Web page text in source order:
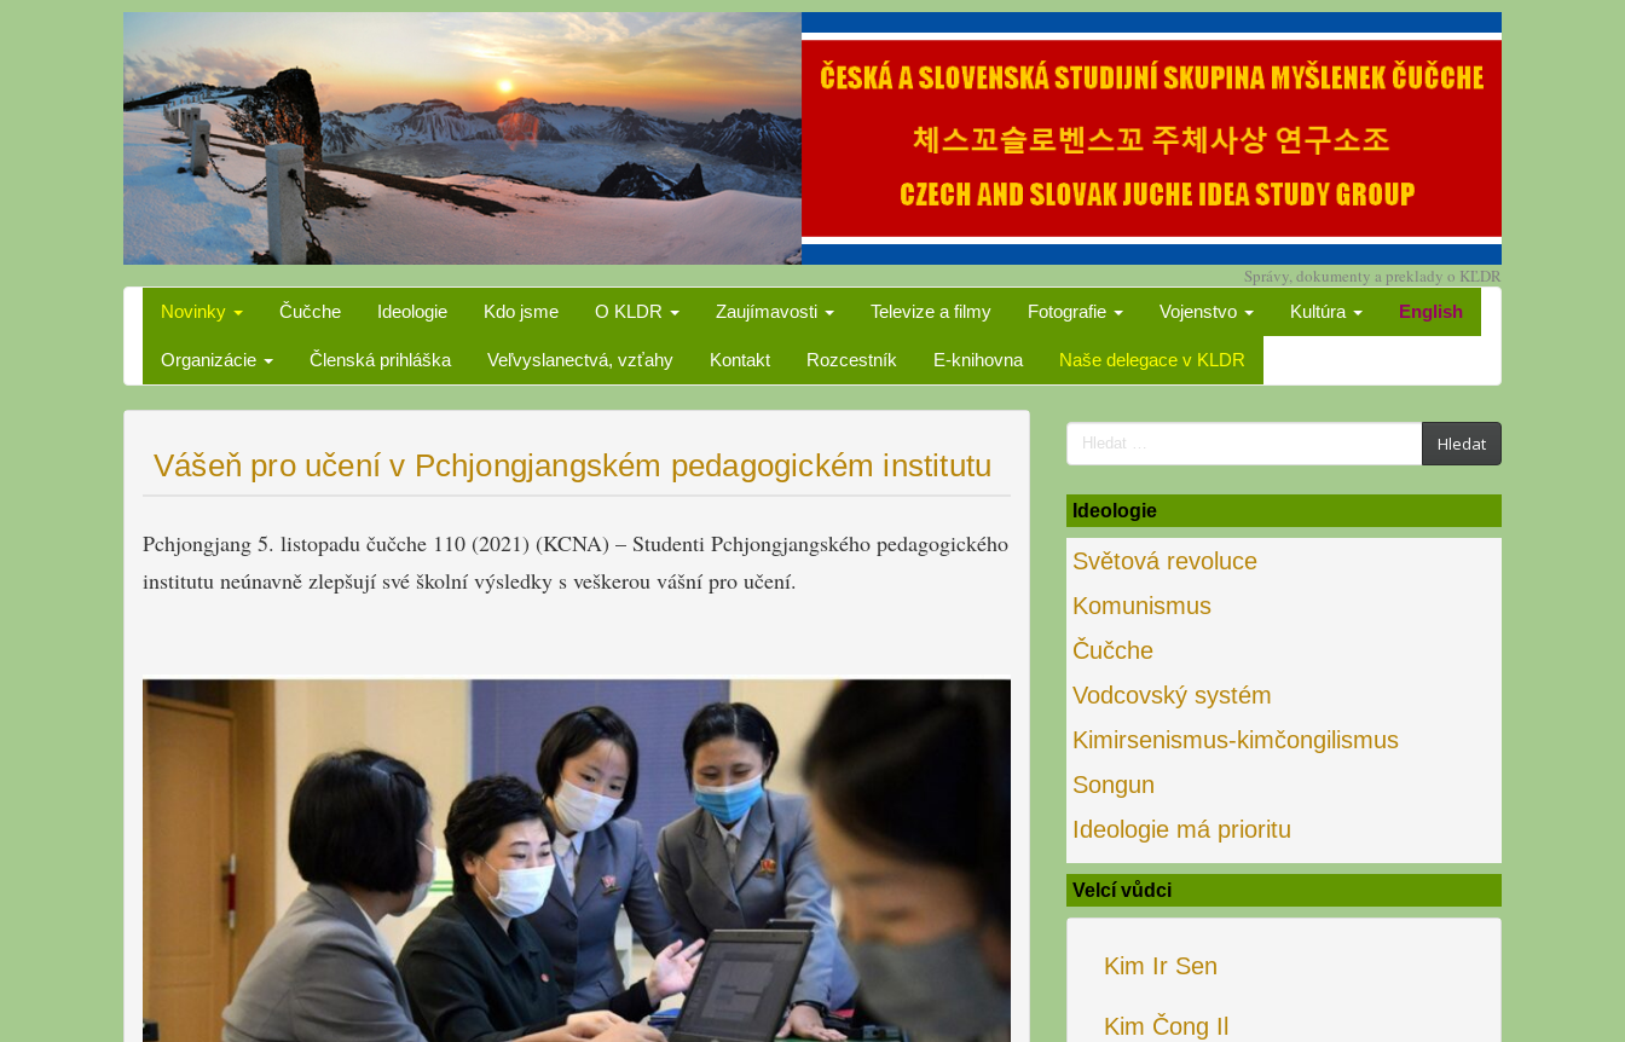
Správy, dokumenty a preklady o KĽDR
Novinky Čučche Ideologie Kdo jsme O KLDR Zaujímavosti Televize a filmy Fotografie Vojenstvo Kultúra English
Organizácie Členská prihláška Veľvyslanectvá, vzťahy Kontakt Rozcestník E-knihovna Naše delegace v KLDR
Vášeň pro učení v Pchjongjangském pedagogickém institutu
Pchjongjang 5. listopadu čučche 110 (2021) (KCNA) – Studenti Pchjongjangského pedagogického
institutu neúnavně zlepšují své školní výsledky s veškerou vášní pro učení.
Search
for:
Hledat
Ideologie
Světová revoluce
Komunismus
Čučche
Vodcovský systém
Kimirsenismus-kimčongilismus
Songun
Ideologie má prioritu
Velcí vůdci
Kim Ir Sen
Kim Čong Il